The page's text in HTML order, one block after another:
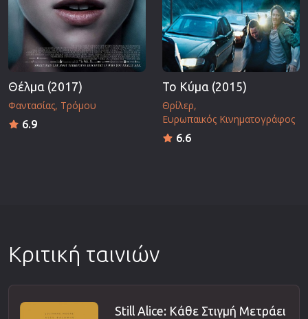
Ιστορικές
Καταστροφής
Κλασσικές
Θέλμα (2017)
Φαντασίας Τρόμου
6.9
Το Κύμα (2015)
Θρίλερ
Ευρωπαικός Κινηματογράφος
6.6
Κριτική ταινιών
Still Alice: Κάθε Στιγμή Μετράει